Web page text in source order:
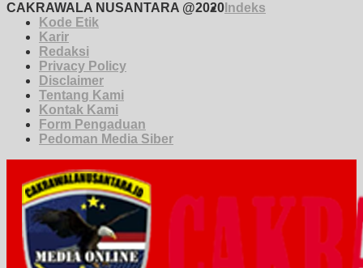
CAKRAWALA NUSANTARA @2020 Indeks
Kode Etik
Karir
Redaksi
Privacy Policy
Disclaimer
Tentang Kami
Kontak Kami
Form Pengaduan
Pedoman Media Siber